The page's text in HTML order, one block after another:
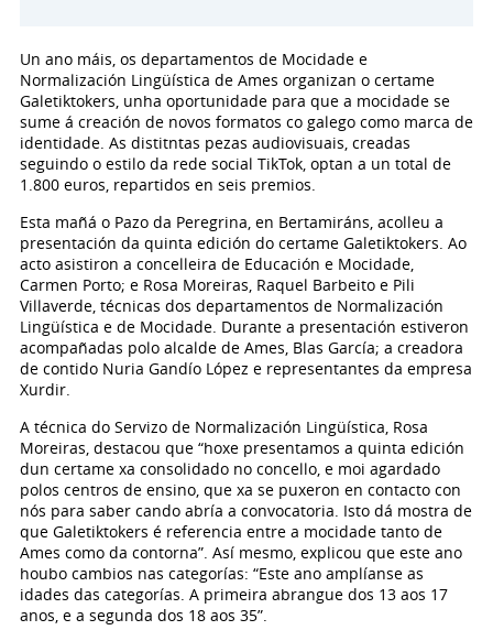
Un ano máis, os departamentos de Mocidade e
Normalización Lingüística de Ames organizan o certame
Galetiktokers, unha oportunidade para que a mocidade se
sume á creación de novos formatos co galego como marca de
identidade. As distitntas pezas audiovisuais, creadas
seguindo o estilo da rede social TikTok, optan a un total de
1.800 euros, repartidos en seis premios.
Esta mañá o Pazo da Peregrina, en Bertamiráns, acolleu a
presentación da quinta edición do certame Galetiktokers. Ao
acto asistiron a concelleira de Educación e Mocidade,
Carmen Porto; e Rosa Moreiras, Raquel Barbeito e Pili
Villaverde, técnicas dos departamentos de Normalización
Lingüística e de Mocidade. Durante a presentación estiveron
acompañadas polo alcalde de Ames, Blas García; a creadora
de contido Nuria Gandío López e representantes da empresa
Xurdir.
A técnica do Servizo de Normalización Lingüística, Rosa
Moreiras, destacou que “hoxe presentamos a quinta edición
dun certame xa consolidado no concello, e moi agardado
polos centros de ensino, que xa se puxeron en contacto con
nós para saber cando abría a convocatoria. Isto dá mostra de
que Galetiktokers é referencia entre a mocidade tanto de
Ames como da contorna”. Así mesmo, explicou que este ano
houbo cambios nas categorías: “Este ano amplíanse as
idades das categorías. A primeira abrangue dos 13 aos 17
anos, e a segunda dos 18 aos 35”.